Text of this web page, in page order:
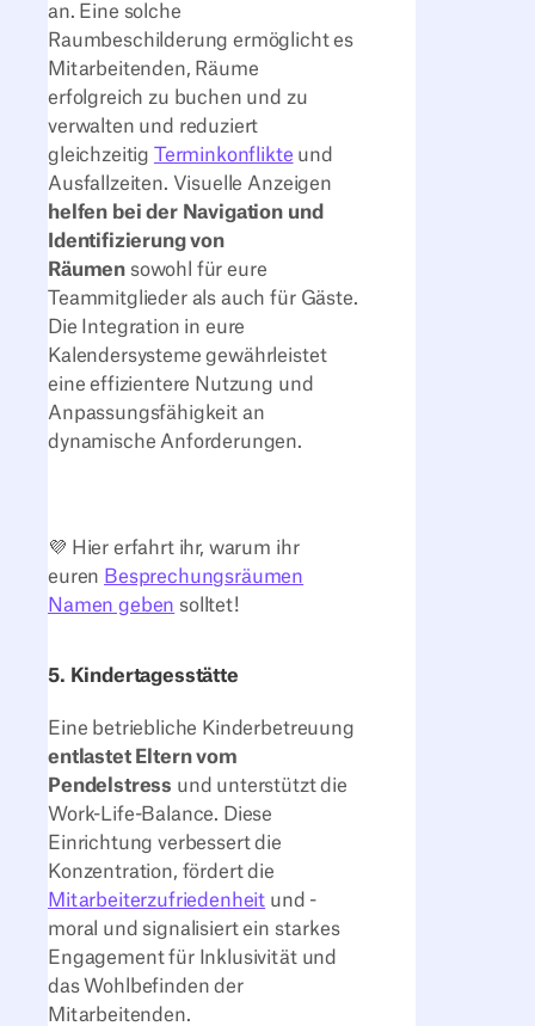
an. Eine solche
Raumbeschilderung ermöglicht es
Mitarbeitenden, Räume
erfolgreich zu buchen und zu
verwalten und reduziert
gleichzeitig
Terminkonflikte und
Ausfallzeiten. Visuelle Anzeigen
helfen bei der Navigation und
Identifizierung von
Räumen sowohl für eure
Teammitglieder als auch für Gäste.
Die Integration in eure
Kalendersysteme gewährleistet
eine effizientere Nutzung und
Anpassungsfähigkeit an
dynamische Anforderungen.
💜 Hier erfahrt ihr, warum ihr
euren Besprechungsräumen
Namen geben solltet!
5. Kindertagesstätte
Eine betriebliche Kinderbetreuung
entlastet Eltern vom
Pendelstress und unterstützt die
Work-Life-Balance. Diese
Einrichtung verbessert die
Konzentration, fördert die
Mitarbeiterzufriedenheit und -
moral und signalisiert ein starkes
Engagement für Inklusivität und
das Wohlbefinden der
Mitarbeitenden.